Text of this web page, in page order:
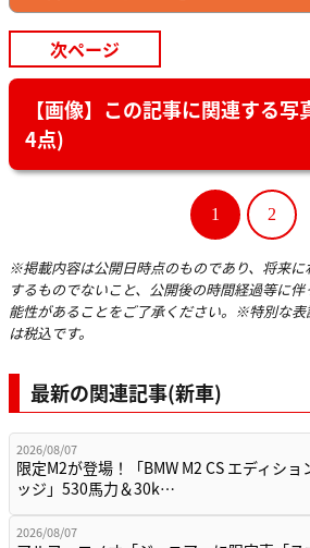
次ページ
【画像】この記事に関連する
4点)
1 2
※掲載内容は公開日時点のものであり、将来
するものでないこと、公開後の時間経過等に
能性があることをご了承ください。※特別な
は税込です。
最新の関連記事(新車)
2026/08/07
限定M2が登場！「BMW M2 CS エディショ
ッジ」530馬力＆30k…
2026/08/07